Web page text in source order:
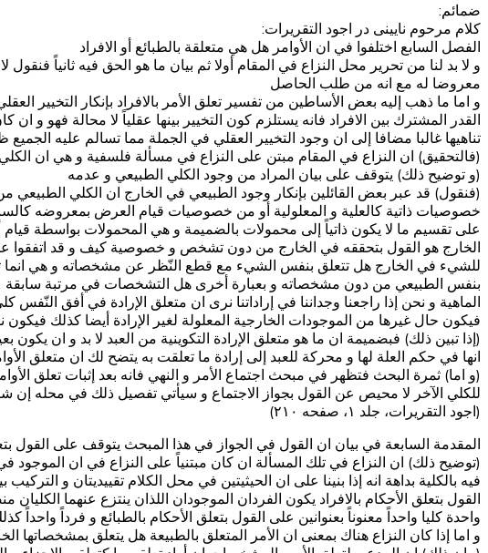
ضمائم:
کلام مرحوم نایینی در اجود التقریرات:
الفصل السابع اختلفوا في ان الأوامر هل هي متعلقة بالطبائع أو الافراد
و لا بد لنا من تحرير محل النزاع في المقام أولا ثم بيان ما هو الحق فيه ثانياً
معروضا له مع انه من طلب الحاصل
و اما ما ذهب إليه بعض الأساطين من تفسير تعلق الأمر بالافراد بإنكار التخيير
القدر المشترك بين الافراد فانه يستلزم كون التخيير بينها عقلياً لا محالة فهو و
تناهيها غالبا مضافا إلى ان وجود التخيير العقلي في الجملة مما تسالم عليه الجميع
(فالتحقيق) ان النزاع في المقام مبتن على النزاع في مسألة فلسفية و هي ان
(و توضيح ذلك) يتوقف على بيان المراد من وجود الكلي الطبيعي و عدمه
(فنقول) قد عبر بعض القائلين بإنكار وجود الطبيعي في الخارج ان الكلي الطبيعي
خصوصيات ذاتية كالعلية و المعلولية أو من خصوصيات قيام العرض بمعروضه
على تقسيم ما لا يكون ذاتياً إلى محمولات بالضميمة و هي المحمولات بواسطة قيام
الخارج هو القول بتحققه في الخارج من دون تشخص و خصوصية كيف و قد اتفقوا على
للشي‏ء في الخارج هل تتعلق بنفس الشي‏ء مع قطع النّظر عن مشخصاته و هي انما
بنفس الطبيعي من دون مشخصاته و بعبارة أخرى هل التشخصات في مرتبة
الماهية و نحن إذا راجعنا وجداننا في إراداتنا نرى ان متعلق الإرادة في أفق
فيكون حال غيرها من الموجودات الخارجية المعلولة لغير الإرادة أيضا كذلك‏
(إذا تبين ذلك) فبضميمة ان ما هو متعلق الإرادة التكوينية من العبد لا بد و ان يكون
انها في حكم العلة لها و محركة للعبد إلى إرادة ما تعلقت به يتضح لك ان متعلق
(و اما) ثمرة البحث فتظهر في مبحث اجتماع الأمر و النهي فانه بعد إثبات تعلق
للكلي الآخر لا محيص عن القول بجواز الاجتماع و سيأتي تفصيل ذلك في محله إن
(اجود التقریرات، جلد ۱، صفحه ۲۱۰)
المقدمة السابعة في بيان ان القول في الجواز في هذا المبحث يتوقف على القول
(توضيح ذلك) ان النزاع في تلك المسألة ان كان مبتنياً على النزاع في ان الموجود
فيه بالكلية بداهة انه إذا بنينا على ان الحيثيتين في‏ محل الكلام تقييديتان و
القول بتعلق الأحكام بالافراد يكون الفردان الموجودان اللذان ينتزع عنهما
واحدة كليا واحداً معنوناً بعنوانين على القول بتعلق الأحكام بالطبائع و فرداً
و اما إذا كان النزاع هناك بمعنى ان الأمر المتعلق بالطبيعة هل يتعلق بمشخصاتها